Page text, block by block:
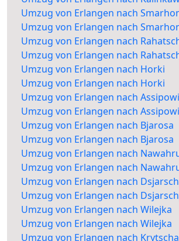
Umzug von Erlangen nach
Umzug von Erlangen nach
Umzug von Erlangen nach
Umzug von Erlangen nach
Umzug von Erlangen nach Horki
Umzug von Erlangen nach Horki
Umzug von Erlangen nach
Umzug von Erlangen nach
Umzug von Erlangen nach Bjarosa
Umzug von Erlangen nach Bjarosa
Umzug von Erlangen nach
Umzug von Erlangen nach
Umzug von Erlangen nach
Umzug von Erlangen nach
Umzug von Erlangen nach Wilejka
Umzug von Erlangen nach Wilejka
Umzug von Erlangen nach